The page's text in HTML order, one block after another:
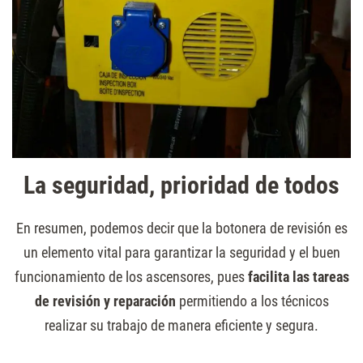
La seguridad, prioridad de todos
En resumen, podemos decir que la botonera de revisión es
un elemento vital para garantizar la seguridad y el buen
funcionamiento de los ascensores, puesfacilita las tareas
de revisión y reparación permitiendo a los técnicos
realizar su trabajo de manera eficiente y segura.